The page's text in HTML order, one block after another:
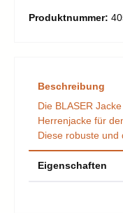
Produktnummer:
Beschreibung
Die BLASER
Herrenjacke für
Diese robuste
Eigenschaften